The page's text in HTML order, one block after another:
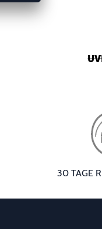
30 TAGE